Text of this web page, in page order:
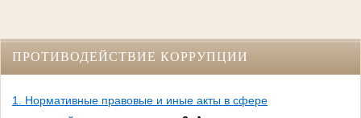
ПРОТИВОДЕЙСТВИЕ КОРРУПЦИИ
1. Нормативные правовые и иные акты в сфере